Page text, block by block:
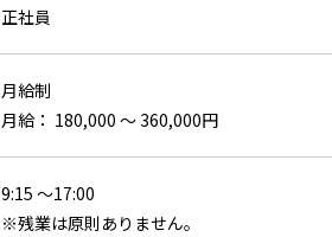
正社員
月給制
月給： 180,000 〜 360,000円
9:15 ～17:00
※残業は原則ありません。